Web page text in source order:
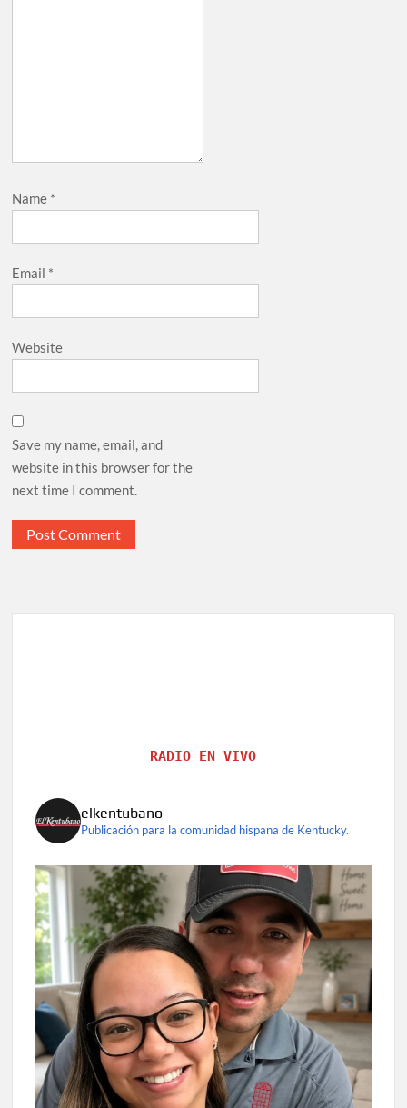
Name *
Email *
Website
Save my name, email, and
website in this browser for the
next time I comment.
RADIO EN VIVO
elkentubano
Publicación para la comunidad hispana de Kentucky.